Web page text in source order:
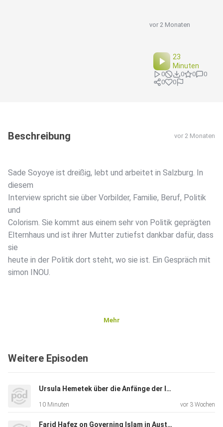
vor 2 Monaten
23
Minuten
0 0 0
0
0
0
Beschreibung vor 2 Monaten
Sade Soyoye ist dreißig, lebt und arbeitet in Salzburg. In
diesem
Interview spricht sie über Vorbilder, Familie, Beruf, Politik
und
Colorism. Sie kommt aus einem sehr von Politik geprägten
Elternhaus und ist ihrer Mutter zutiefst dankbar dafür, dass
sie
heute in der Politik dort steht, wo sie ist. Ein Gespräch mit
simon INOU.
Mehr
Weitere Episoden
Ursula Hemetek über die Anfänge der Initiative Minderheiten
10 Minuten vor 3 Wochen
Farid Hafez on Governing Islam in Austria and Germany: From Colonial Times to the Present